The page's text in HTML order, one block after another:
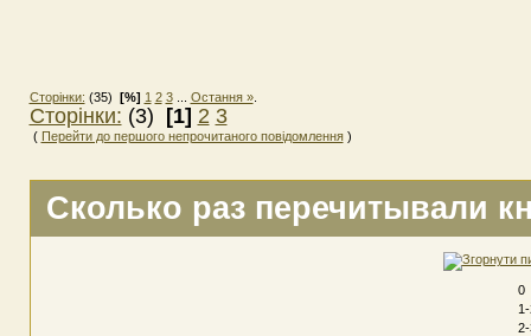
Сторінки: (35) [%] 1 2 3... Остання ».
Сторінки: (3) [1] 2 3
( Перейти до першого непрочитаного повідомлення)
Сколько раз перечитывали
0